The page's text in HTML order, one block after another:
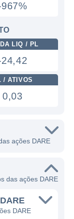
967%
LIQ / PL
24,42
/ ATIVOS
0,03
ações DARE
das ações DARE
DARE